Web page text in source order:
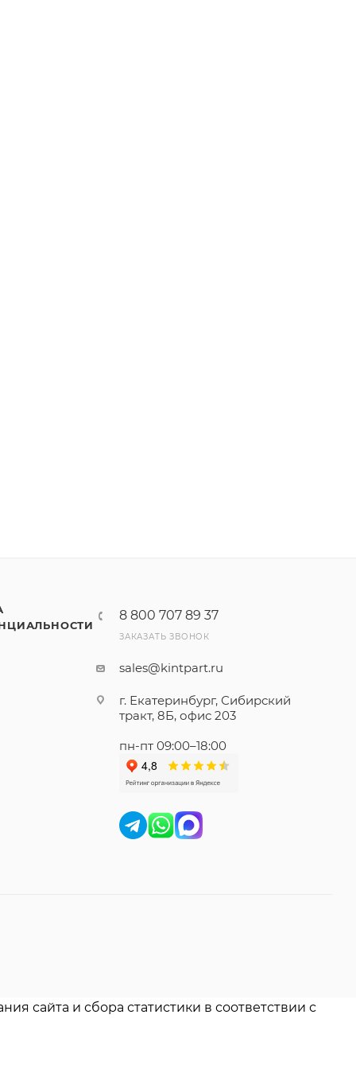
8 800 707 89 37
ЗАКАЗАТЬ ЗВОНОК
sales@kintpart.ru
г. Екатеринбург, Сибирский
тракт, 8Б, офис 203
пн-пт 09:00–18:00
сайта и сбора статистики в соответствии с